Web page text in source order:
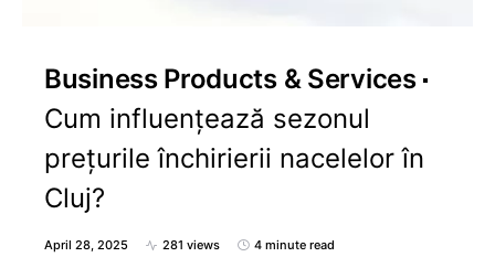
Business Products & Services
Cum influențează sezonul
prețurile închirierii nacelelor în
Cluj?
April 28, 2025 281 views 4 minute read